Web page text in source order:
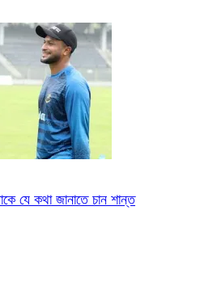
যে কথা জানাতে চান শান্ত